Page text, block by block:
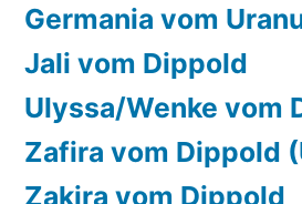
Germania vom
Jali vom Dippold
Ulyssa/Wenke vom
Zafira vom Dippold
Zakira vom Dippold